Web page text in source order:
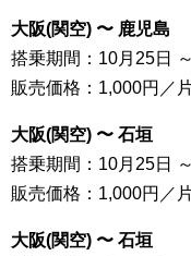
大阪(関空) 〜 鹿児島
搭乗期間：10月25日
販売価格：1,000円／
大阪(関空) 〜 石垣
搭乗期間：10月25日
販売価格：1,000円／
大阪(関空) 〜 石垣